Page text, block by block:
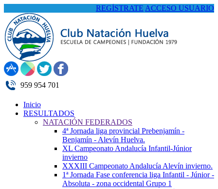
REGÍSTRATE ACCESO USUARIO
959 954 701
Inicio
RESULTADOS
NATACIÓN FEDERADOS
4ª Jornada liga provincial Prebenjamín -
Benjamín - Alevín Huelva.
XL Campeonato Andalucía Infantil-Júnior
invierno
XXXIII Campeonato Andalucía Alevín invierno.
1ª Jornada Fase conferencia liga Infantil - Júnior -
Absoluta - zona occidental Grupo 1